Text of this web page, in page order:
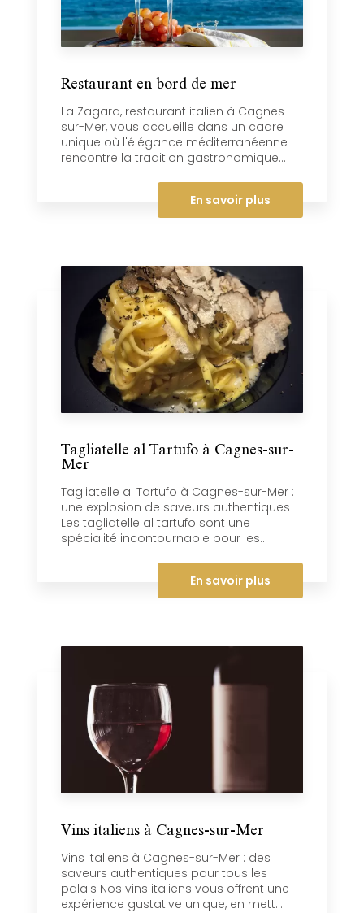
Restaurant en bord de mer
La Zagara, restaurant italien à Cagnes-
sur-Mer, vous accueille dans un cadre
unique où l'élégance méditerranéenne
rencontre la tradition gastronomique...
En savoir plus
Tagliatelle al Tartufo à Cagnes-sur-
Mer
Tagliatelle al Tartufo à Cagnes-sur-Mer :
une explosion de saveurs authentiques
Les tagliatelle al tartufo sont une
spécialité incontournable pour les...
En savoir plus
Vins italiens à Cagnes-sur-Mer
Vins italiens à Cagnes-sur-Mer : des
saveurs authentiques pour tous les
palais Nos vins italiens vous offrent une
expérience gustative unique, en mett...